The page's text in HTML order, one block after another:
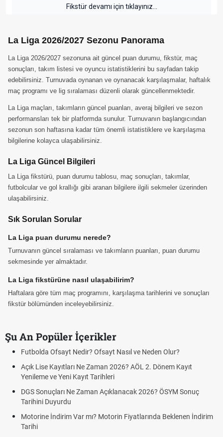
Fikstür devamı için tıklayınız...
La Liga 2026/2027 Sezonu Panorama
La Liga 2026/2027 sezonuna ait güncel puan durumu, fikstür, maç
sonuçları, takım listesi ve oyuncu istatistiklerini bu sayfadan takip
edebilirsiniz. Turnuvada oynanan ve oynanacak karşılaşmalar, haftalık
maç programı ve lig sıralaması düzenli olarak güncellenmektedir.
La Liga maçları, takımların güncel puanları, averaj bilgileri ve sezon
performansları tek bir platformda sunulur. Turnuvanın başlangıcından
sezonun son haftasına kadar tüm önemli istatistiklere ve karşılaşma
bilgilerine kolayca ulaşabilirsiniz.
La Liga Güncel Bilgileri
La Liga fikstürü, puan durumu tablosu, maç sonuçları, takımlar,
futbolcular ve gol krallığı gibi aranan bilgilere ilgili sekmeler üzerinden
ulaşabilirsiniz.
Sık Sorulan Sorular
La Liga puan durumu nerede?
Turnuvanın güncel sıralaması ve takımların puanları, puan durumu
sekmesinde yer almaktadır.
La Liga fikstürüne nasıl ulaşabilirim?
Haftalara göre tüm maç programını, karşılaşma tarihlerini ve sonuçları
fikstür bölümünden inceleyebilirsiniz.
Şu An Popüler İçerikler
Futbolda Ofsayt Nedir? Ofsayt Nasıl ve Neden Olur?
Açık Lise Kayıtları Ne Zaman 2026? AÖL 2. Dönem Kayıt
Yenileme ve Yeni Kayıt Tarihleri
DGS Sonuçları Ne Zaman Açıklanacak 2026? ÖSYM Sonuç
Tarihini Duyurdu
Motorine İndirim Var mı? Motorin Fiyatlarında Beklenen İndirim
Tarihi